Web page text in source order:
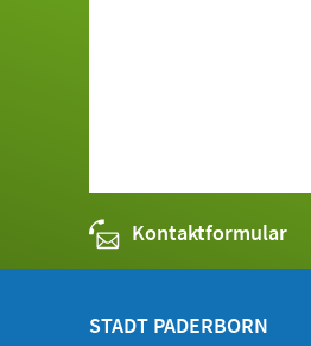
Kontaktformular
STADT PADERBORN